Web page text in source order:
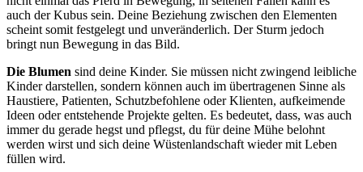
auch der Kubus sein. Deine Beziehung zwischen den Elementen
scheint somit festgelegt und unveränderlich. Der Sturm jedoch
bringt nun Bewegung in das Bild.
Die Blumen sind deine Kinder. Sie müssen nicht zwingend leibliche
Kinder darstellen, sondern können auch im übertragenen Sinne als
Haustiere, Patienten, Schutzbefohlene oder Klienten, aufkeimende
Ideen oder entstehende Projekte gelten. Es bedeutet, dass, was auch
immer du gerade hegst und pflegst, du für deine Mühe belohnt
werden wirst und sich deine Wüstenlandschaft wieder mit Leben
füllen wird.